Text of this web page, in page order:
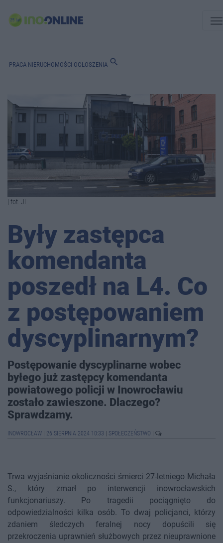
PRACA NIERUCHOMOŚCI OGŁOSZENIA search
| fot. JL
Były zastępca
komendanta
poszedł na L4. Co
z postępowaniem
dyscyplinarnym?
Postępowanie dyscyplinarne wobec
byłego już zastępcy komendanta
powiatowego policji w Inowrocławiu
zostało zawieszone. Dlaczego?
Sprawdzamy.
INOWROCŁAW 26 SIERPNIA 2024 10:33 SPOŁECZEŃSTWO
Trwa wyjaśnianie okoliczności śmierci 27-letniego Michała
S., który zmarł po interwencji inowrocławskich
funkcjonariuszy. Po tragedii pociągnięto do
odpowiedzialności kilka osób. To dwaj policjanci, którzy
zdaniem śledczych feralnej nocy dopuścili się
przekroczenia uprawnień służbowych przez nieuprawnione